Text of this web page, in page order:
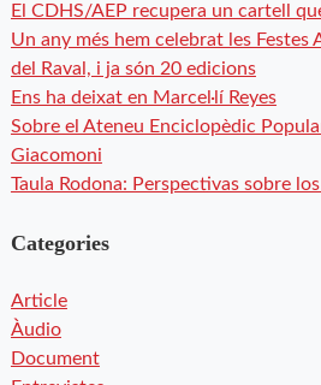
El CDHS/AEP recupera un cartell
Un any més hem celebrat les
del Raval, i ja són 20 edicions
Ens ha deixat en Marcel·lí Reyes
Sobre el Ateneu Enciclopèdic
Giacomoni
Taula Rodona: Perspectivas sobre
Categories
Article
Àudio
Document